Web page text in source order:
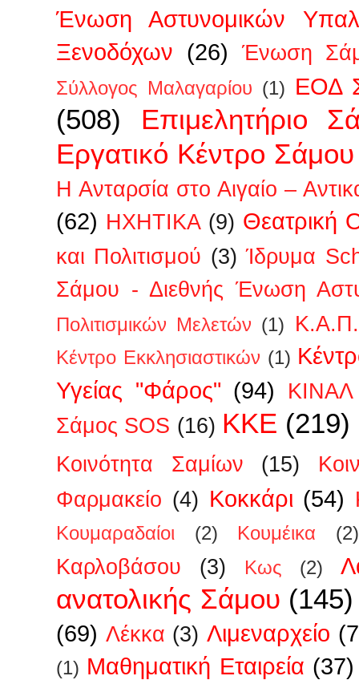
Ένωση Αστυνομικών
Ξενοδόχων (26) Ένωση
Σύλλογος Μαλαγαρίου (1) ΕΟΔ
(508)
Επιμελητήριο
Εργατικό Κέντρο Σάμου
Η Ανταρσία στο Αιγαίο –
(62) ΗΧΗΤΙΚΑ (9) Θεατρική
και Πολιτισμού (3) Ίδρυμα
Σάμου - Διεθνής Ένωση
Πολιτισμικών Μελετών (1)
Κέντρο Εκκλησιαστικών (1)
Υγείας "Φάρος" (94)
ΚΙΝΑΛ
Σάμος SOS (16) ΚΚΕ (219)
Κοινότητα Σαμίων
(15)
Φαρμακείο (4) Κοκκάρι (54)
Κουμαραδαίοι (2) Κουμέικα (2)
Καρλοβάσου (3) Κως (2)
ανατολικής Σάμου (145)
(69) Λέκκα (3) Λιμεναρχείο
(1) Μαθηματική Εταιρεία (37)